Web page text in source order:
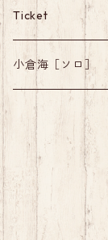
Single
Live
Ticket
ワンマンライブ
小倉海［ソロ］
MUSIC